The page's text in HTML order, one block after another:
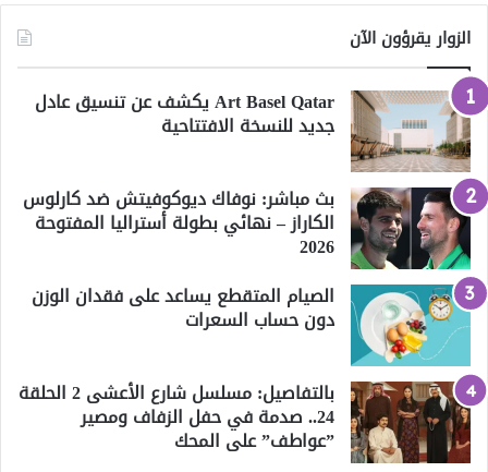
الزوار يقرؤون الآن
Art Basel Qatar يكشف عن تنسيق عادل
جديد للنسخة الافتتاحية
بث مباشر: نوفاك ديوكوفيتش ضد كارلوس
الكاراز – نهائي بطولة أستراليا المفتوحة
2026
الصيام المتقطع يساعد على فقدان الوزن
دون حساب السعرات
بالتفاصيل: مسلسل شارع الأعشى 2 الحلقة
24.. صدمة في حفل الزفاف ومصير
”عواطف” على المحك